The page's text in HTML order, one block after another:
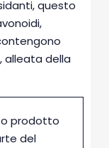
questo
alleata della
prodotto
del